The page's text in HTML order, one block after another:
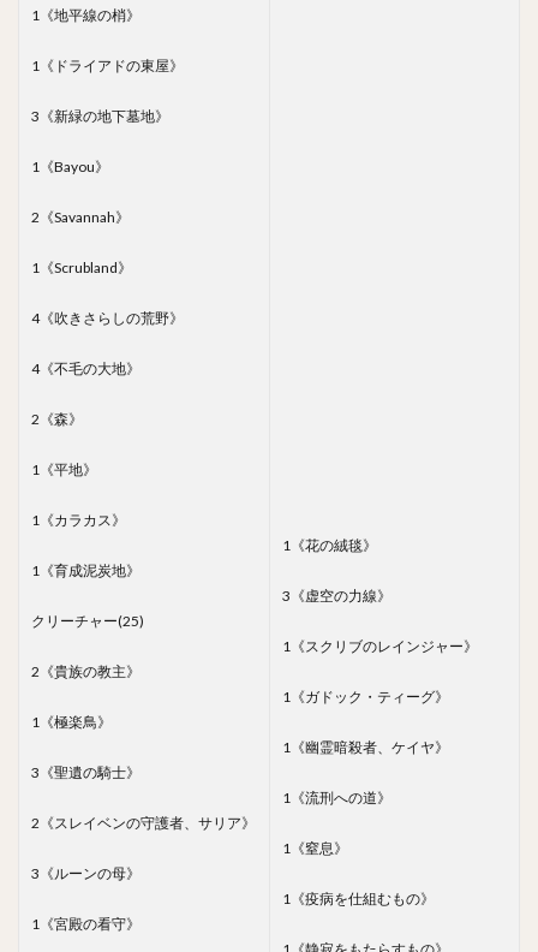
1《地平線の梢》
1《ドライアドの東屋》
3《新緑の地下墓地》
1《Bayou》
2《Savannah》
1《Scrubland》
4《吹きさらしの荒野》
4《不毛の大地》
2《森》
1《平地》
1《カラカス》
1《育成泥炭地》
クリーチャー(25)
2《貴族の教主》
1《極楽鳥》
3《聖遺の騎士》
2《スレイベンの守護者、サリア》
3《ルーンの母》
1《宮殿の看守》
1《花の絨毯》
3《虚空の力線》
1《スクリブのレインジャー》
1《ガドック・ティーグ》
1《幽霊暗殺者、ケイヤ》
1《流刑への道》
1《窒息》
1《疫病を仕組むもの》